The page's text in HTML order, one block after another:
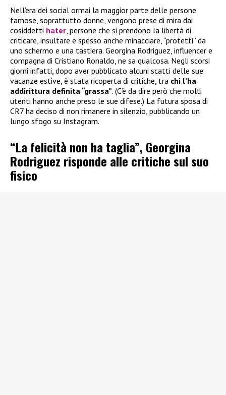
Nell’era dei social ormai la maggior parte delle persone
famose, soprattutto donne, vengono prese di mira dai
cosiddetti hater, persone che si prendono la libertà di
criticare, insultare e spesso anche minacciare, “protetti” da
uno schermo e una tastiera. Georgina Rodriguez, influencer e
compagna di Cristiano Ronaldo, ne sa qualcosa. Negli scorsi
giorni infatti, dopo aver pubblicato alcuni scatti delle sue
vacanze estive, è stata ricoperta di critiche, tra chi l’ha
addirittura definita “grassa”. (C’è da dire però che molti
utenti hanno anche preso le sue difese.) La futura sposa di
CR7 ha deciso di non rimanere in silenzio, pubblicando un
lungo sfogo su Instagram.
“La felicità non ha taglia”, Georgina
Rodriguez risponde alle critiche sul suo
fisico